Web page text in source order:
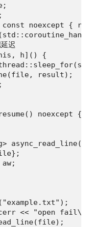
noexcept {
迟
h]() {
result);
noexcept {
<< "open